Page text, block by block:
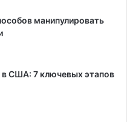
манипулировать
в США: 7 ключевых этапов